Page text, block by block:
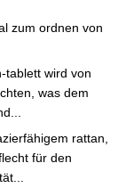
zum ordnen von
tablett wird von
was dem
rattan,
für den